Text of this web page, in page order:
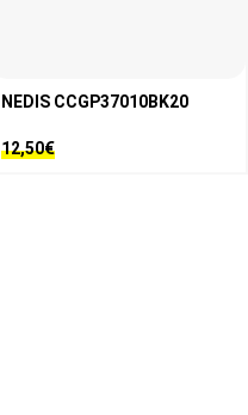
NEDIS CCGP37010BK20
12,50€